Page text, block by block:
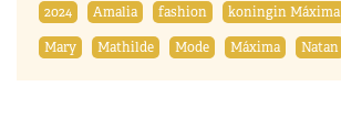
2024 Amalia fashion koningin Máxima
Mary
Mathilde Mode Máxima Natan